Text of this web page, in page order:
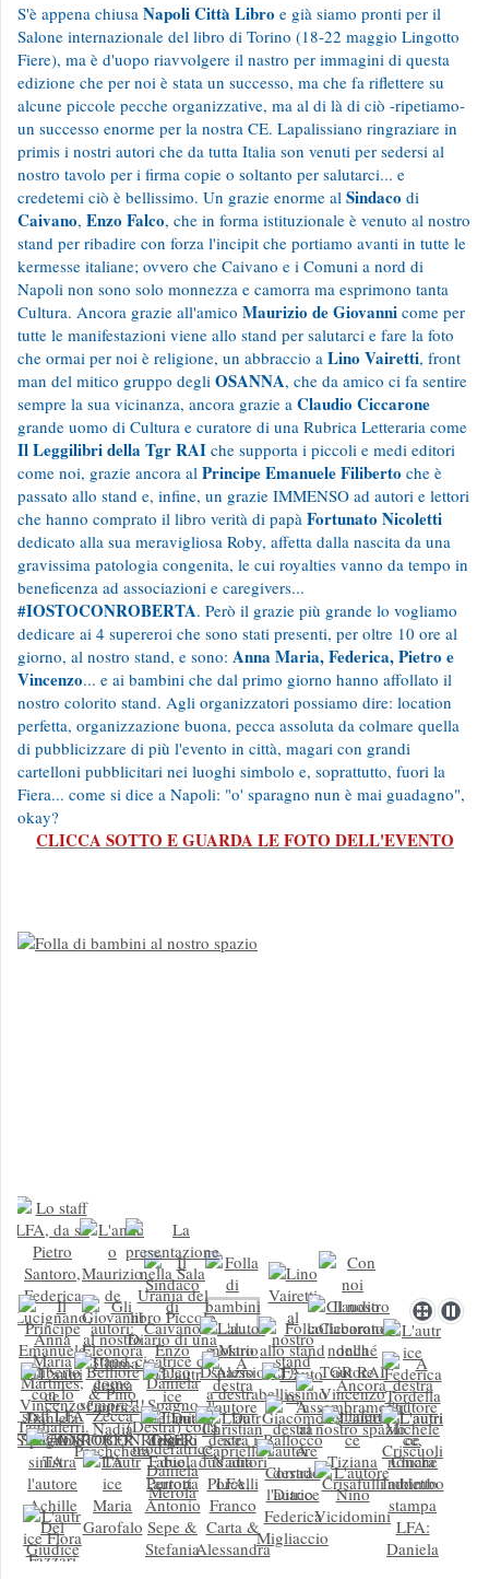
S'è appena chiusa Napoli Città Libro e già siamo pronti per il
Salone internazionale del libro di Torino (18-22 maggio Lingotto
Fiere), ma è d'uopo riavvolgere il nastro per immagini di questa
edizione che per noi è stata un successo, ma che fa riflettere su
alcune piccole pecche organizzative, ma al di là di ciò -ripetiamo-
un successo enorme per la nostra CE. Lapalissiano ringraziare in
primis i nostri autori che da tutta Italia son venuti per sedersi al
nostro tavolo per i firma copie o soltanto per salutarci... e
credetemi ciò è bellissimo. Un grazie enorme al Sindaco di
Caivano, Enzo Falco, che in forma istituzionale è venuto al nostro
stand per ribadire con forza l'incipit che portiamo avanti in tutte le
kermesse italiane; ovvero che Caivano e i Comuni a nord di
Napoli non sono solo monnezza e camorra ma esprimono tanta
Cultura. Ancora grazie all'amico Maurizio de Giovanni come per
tutte le manifestazioni viene allo stand per salutarci e fare la foto
che ormai per noi è religione, un abbraccio a Lino Vairetti, front
man del mitico gruppo degli OSANNA, che da amico ci fa sentire
sempre la sua vicinanza, ancora grazie a Claudio Ciccarone
grande uomo di Cultura e curatore di una Rubrica Letteraria come
Il Leggilibri della Tgr RAI che supporta i piccoli e medi editori
come noi, grazie ancora al Principe Emanuele Filiberto che è
passato allo stand e, infine, un grazie IMMENSO ad autori e lettori
che hanno comprato il libro verità di papà Fortunato Nicoletti
dedicato alla sua meravigliosa Roby, affetta dalla nascita da una
gravissima patologia congenita, le cui royalties vanno da tempo in
beneficenza ad associazioni e caregivers...
#IOSTOCONROBERTA. Però il grazie più grande lo vogliamo
dedicare ai 4 supereroi che sono stati presenti, per oltre 10 ore al
giorno, al nostro stand, e sono: Anna Maria, Federica, Pietro e
Vincenzo... e ai bambini che dal primo giorno hanno affollato il
nostro colorito stand. Agli organizzatori possiamo dire: location
perfetta, organizzazione buona, pecca assoluta da colmare quella
di pubblicizzare di più l'evento in città, magari con grandi
cartelloni pubblicitari nei luoghi simbolo e, soprattutto, fuori la
Fiera... come si dice a Napoli: "o' sparagno nun è mai guadagno",
okay?
CLICCA SOTTO E GUARDA LE FOTO DELL'EVENTO